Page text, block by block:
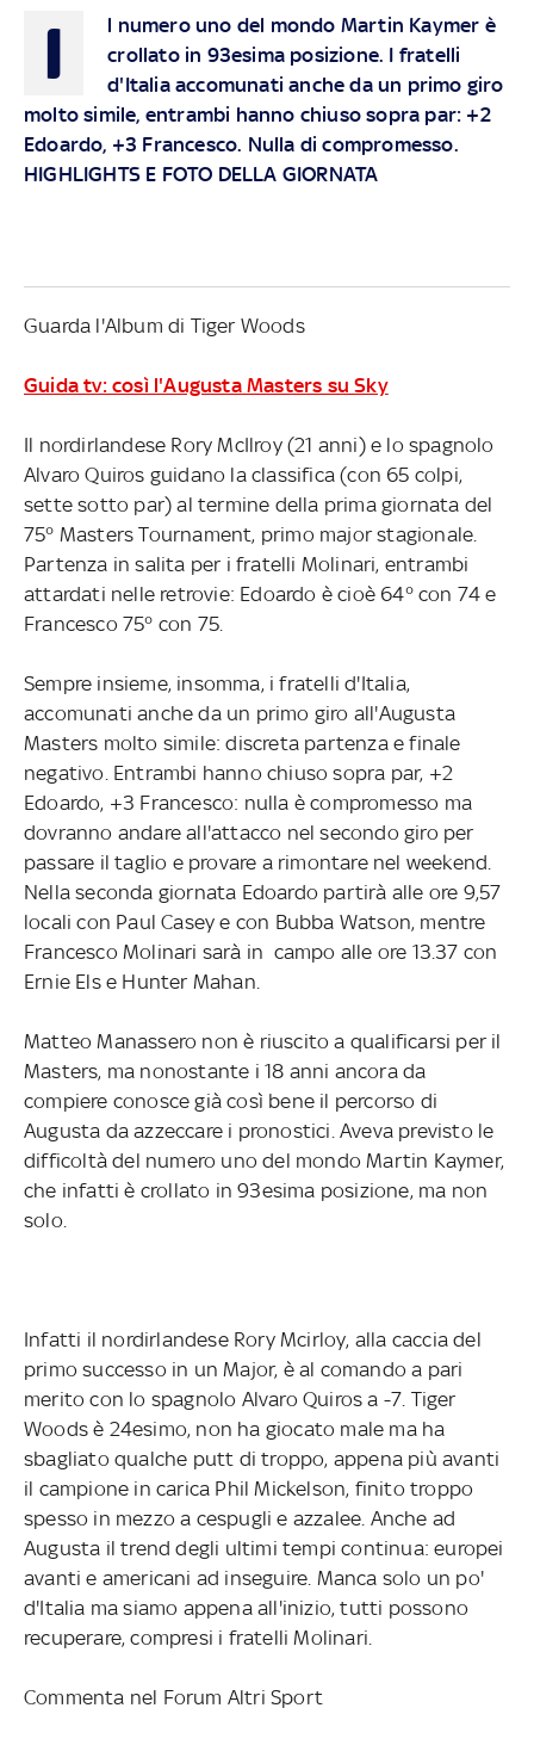
I
l numero uno del mondo Martin Kaymer è
crollato in 93esima posizione. I fratelli
d'Italia accomunati anche da un primo giro
molto simile, entrambi hanno chiuso sopra par: +2
Edoardo, +3 Francesco. Nulla di compromesso.
HIGHLIGHTS E FOTO DELLA GIORNATA
Guarda l'Album di Tiger Woods
Guida tv: così l'Augusta Masters su Sky
Il nordirlandese Rory McIlroy (21 anni) e lo spagnolo
Alvaro Quiros guidano la classifica (con 65 colpi,
sette sotto par) al termine della prima giornata del
75° Masters Tournament, primo major stagionale.
Partenza in salita per i fratelli Molinari, entrambi
attardati nelle retrovie: Edoardo è cioè 64° con 74 e
Francesco 75° con 75.
Sempre insieme, insomma, i fratelli d'Italia,
accomunati anche da un primo giro all'Augusta
Masters molto simile: discreta partenza e finale
negativo. Entrambi hanno chiuso sopra par, +2
Edoardo, +3 Francesco: nulla è compromesso ma
dovranno andare all'attacco nel secondo giro per
passare il taglio e provare a rimontare nel weekend.
Nella seconda giornata Edoardo partirà alle ore 9,57
locali con Paul Casey e con Bubba Watson, mentre
Francesco Molinari sarà in campo alle ore 13.37 con
Ernie Els e Hunter Mahan.
Matteo Manassero non è riuscito a qualificarsi per il
Masters, ma nonostante i 18 anni ancora da
compiere conosce già così bene il percorso di
Augusta da azzeccare i pronostici. Aveva previsto le
difficoltà del numero uno del mondo Martin Kaymer,
che infatti è crollato in 93esima posizione, ma non
solo.
Infatti il nordirlandese Rory Mcirloy, alla caccia del
primo successo in un Major, è al comando a pari
merito con lo spagnolo Alvaro Quiros a -7. Tiger
Woods è 24esimo, non ha giocato male ma ha
sbagliato qualche putt di troppo, appena più avanti
il campione in carica Phil Mickelson, finito troppo
spesso in mezzo a cespugli e azzalee. Anche ad
Augusta il trend degli ultimi tempi continua: europei
avanti e americani ad inseguire. Manca solo un po'
d'Italia ma siamo appena all'inizio, tutti possono
recuperare, compresi i fratelli Molinari.
Commenta nel Forum Altri Sport